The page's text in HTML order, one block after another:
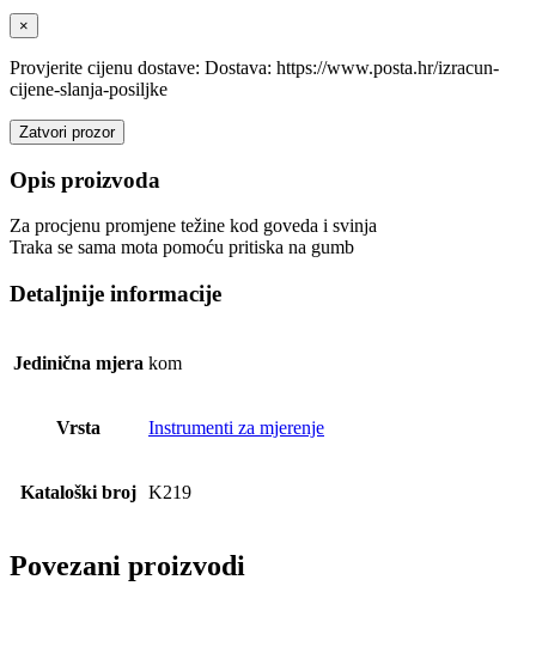
×
Provjerite cijenu dostave: Dostava: https://www.posta.hr/izracun-
cijene-slanja-posiljke
Zatvori prozor
Opis proizvoda
Za procjenu promjene težine kod goveda i svinja
Traka se sama mota pomoću pritiska na gumb
Detaljnije informacije
Jedinična mjera kom
Vrsta Instrumenti za mjerenje
Kataloški broj K219
Povezani proizvodi